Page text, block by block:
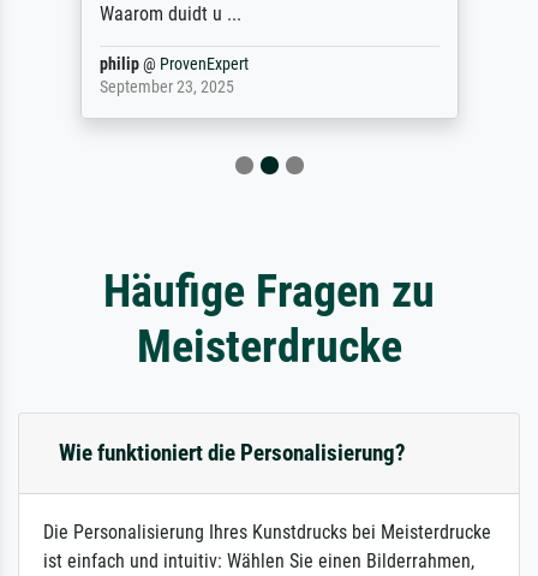
Waarom duidt u ...
philip@ ProvenExpert
September 23, 2025
Häufige Fragen zu
Meisterdrucke
Wie funktioniert die Personalisierung?
Die Personalisierung Ihres Kunstdrucks bei Meisterdrucke
ist einfach und intuitiv: Wählen Sie einen Bilderrahmen,